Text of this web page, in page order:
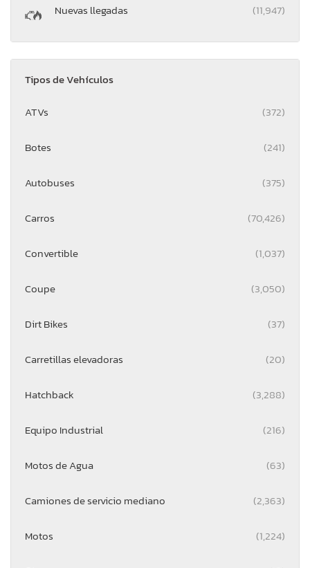
Nuevas llegadas (11,947)
Tipos de Vehículos
ATVs (372)
Botes (241)
Autobuses (375)
Carros (70,426)
Convertible (1,037)
Coupe (3,050)
Dirt Bikes (37)
Carretillas elevadoras (20)
Hatchback (3,288)
Equipo Industrial (216)
Motos de Agua (63)
Camiones de servicio mediano (2,363)
Motos (1,224)